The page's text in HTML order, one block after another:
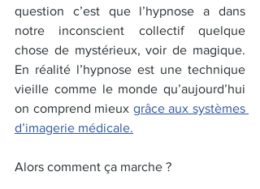
question c’est que l’hypnose a dans
notre inconscient collectif quelque
chose de mystérieux, voir de magique.
En réalité l’hypnose est une technique
vieille comme le monde qu’aujourd’hui
on comprend mieux grâce aux systèmes
d’imagerie médicale.
Alors comment ça marche ?